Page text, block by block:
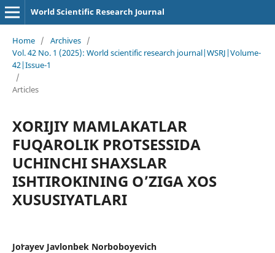
World Scientific Research Journal
Home / Archives /
Vol. 42 No. 1 (2025): World scientific research journal|WSRJ|Volume-
42|Issue-1
/
Articles
XORIJIY MAMLAKATLAR
FUQAROLIK PROTSESSIDA
UCHINCHI SHAXSLAR
ISHTIROKINING OʼZIGA XOS
XUSUSIYATLARI
Joʻrayev Javlonbek Norboboyevich